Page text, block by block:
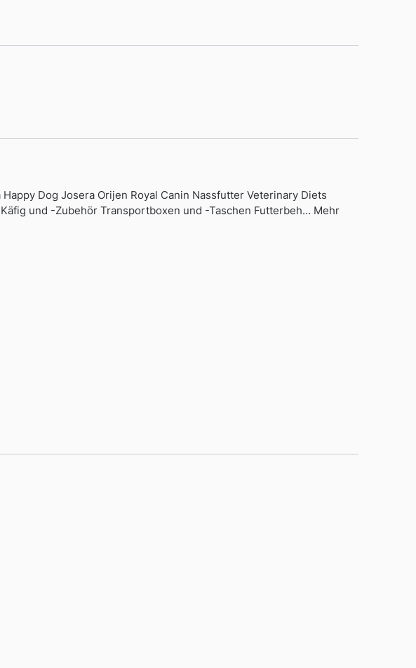
Dog Josera Orijen Royal Canin Nassfutter Veterinary Diets
und -Zubehör Transportboxen und -Taschen Futterbeh… Mehr